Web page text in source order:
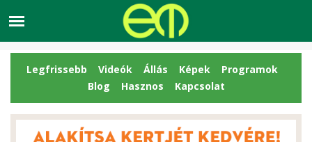
Legfrissebb Videók Állás Képek
Programok
Blog
Hasznos Kapcsolat